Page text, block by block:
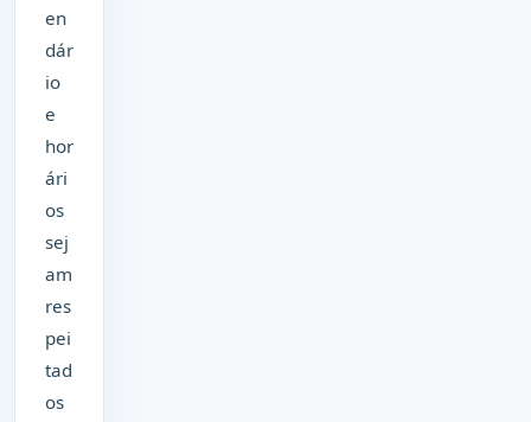
en
dár
io
e
hor
ári
os
sej
am
res
pei
tad
os